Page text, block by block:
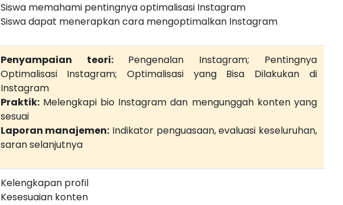
Siswa memahami pentingnya optimalisasi Instagram
Siswa dapat menerapkan cara mengoptimalkan Instagram
Penyampaian teori:Pengenalan Instagram; Pentingnya
Optimalisasi Instagram; Optimalisasi yang Bisa Dilakukan di
Instagram
Praktik:Melengkapi bio Instagram dan mengunggah konten yang
sesuai
Laporan manajemen: Indikator penguasaan, evaluasi keseluruhan,
saran selanjutnya
Kelengkapan profil
Kesesuaian konten